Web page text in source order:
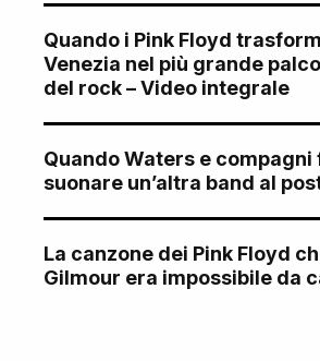
Quando i Pink Floyd
Venezia nel più grande
del rock – Video integrale
Quando Waters e compagni
suonare un’altra band al
La canzone dei Pink Floyd
Gilmour era impossibile da